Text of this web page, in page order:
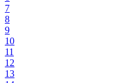
7
8
9
10
11
12
13